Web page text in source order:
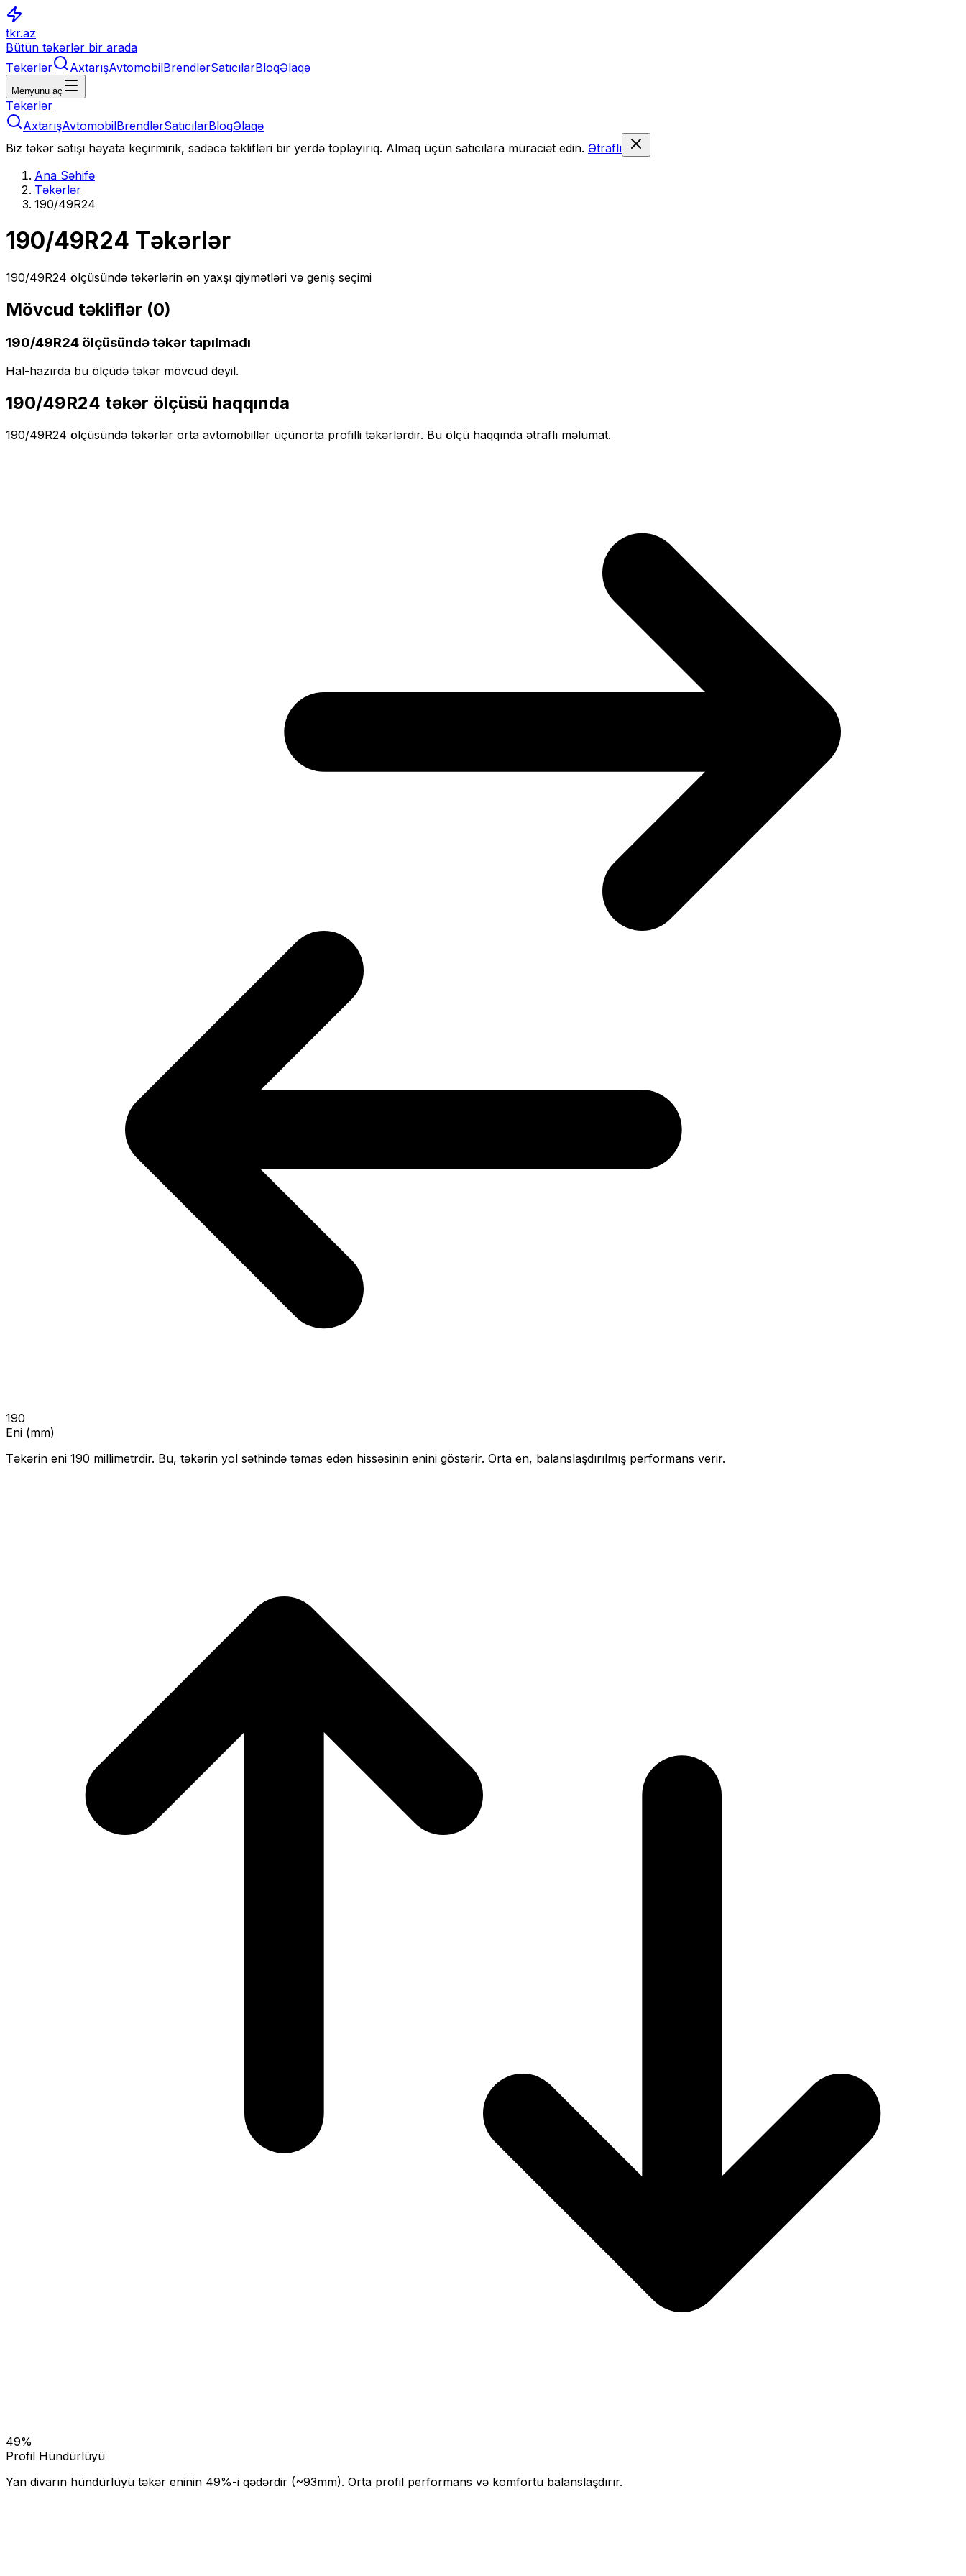
tkr.az
Bütün təkərlər bir arada
Təkərlər
AxtarışAvtomobilBrendlərSatıcılarBloqƏlaqə
Menyunu aç
Təkərlər
AxtarışAvtomobilBrendlərSatıcılarBloqƏlaqə
Biz təkər satışı həyata keçirmirik, sadəcə təklifləri bir yerdə toplayırıq. Almaq üçün satıcılara müraciət edin. Ətraflı
Ana Səhifə
Təkərlər
190/49R24
190/49R24 Təkərlər
190/49R24 ölçüsündə təkərlərin ən yaxşı qiymətləri və geniş seçimi
Mövcud təkliflər (0)
190/49R24 ölçüsündə təkər tapılmadı
Hal-hazırda bu ölçüdə təkər mövcud deyil.
190/49R24 təkər ölçüsü haqqında
190/49R24 ölçüsündə təkərlər orta avtomobillər üçünorta profilli təkərlərdir. Bu ölçü haqqında ətraflı məlumat.
190
Eni (mm)
Təkərin eni 190 millimetrdir. Bu, təkərin yol səthində təmas edən hissəsinin enini göstərir. Orta en, balanslaşdırılmış performans verir.
49%
Profil Hündürlüyü
Yan divarın hündürlüyü təkər eninin 49%-i qədərdir (~93mm). Orta profil performans və komfortu balanslaşdırır.